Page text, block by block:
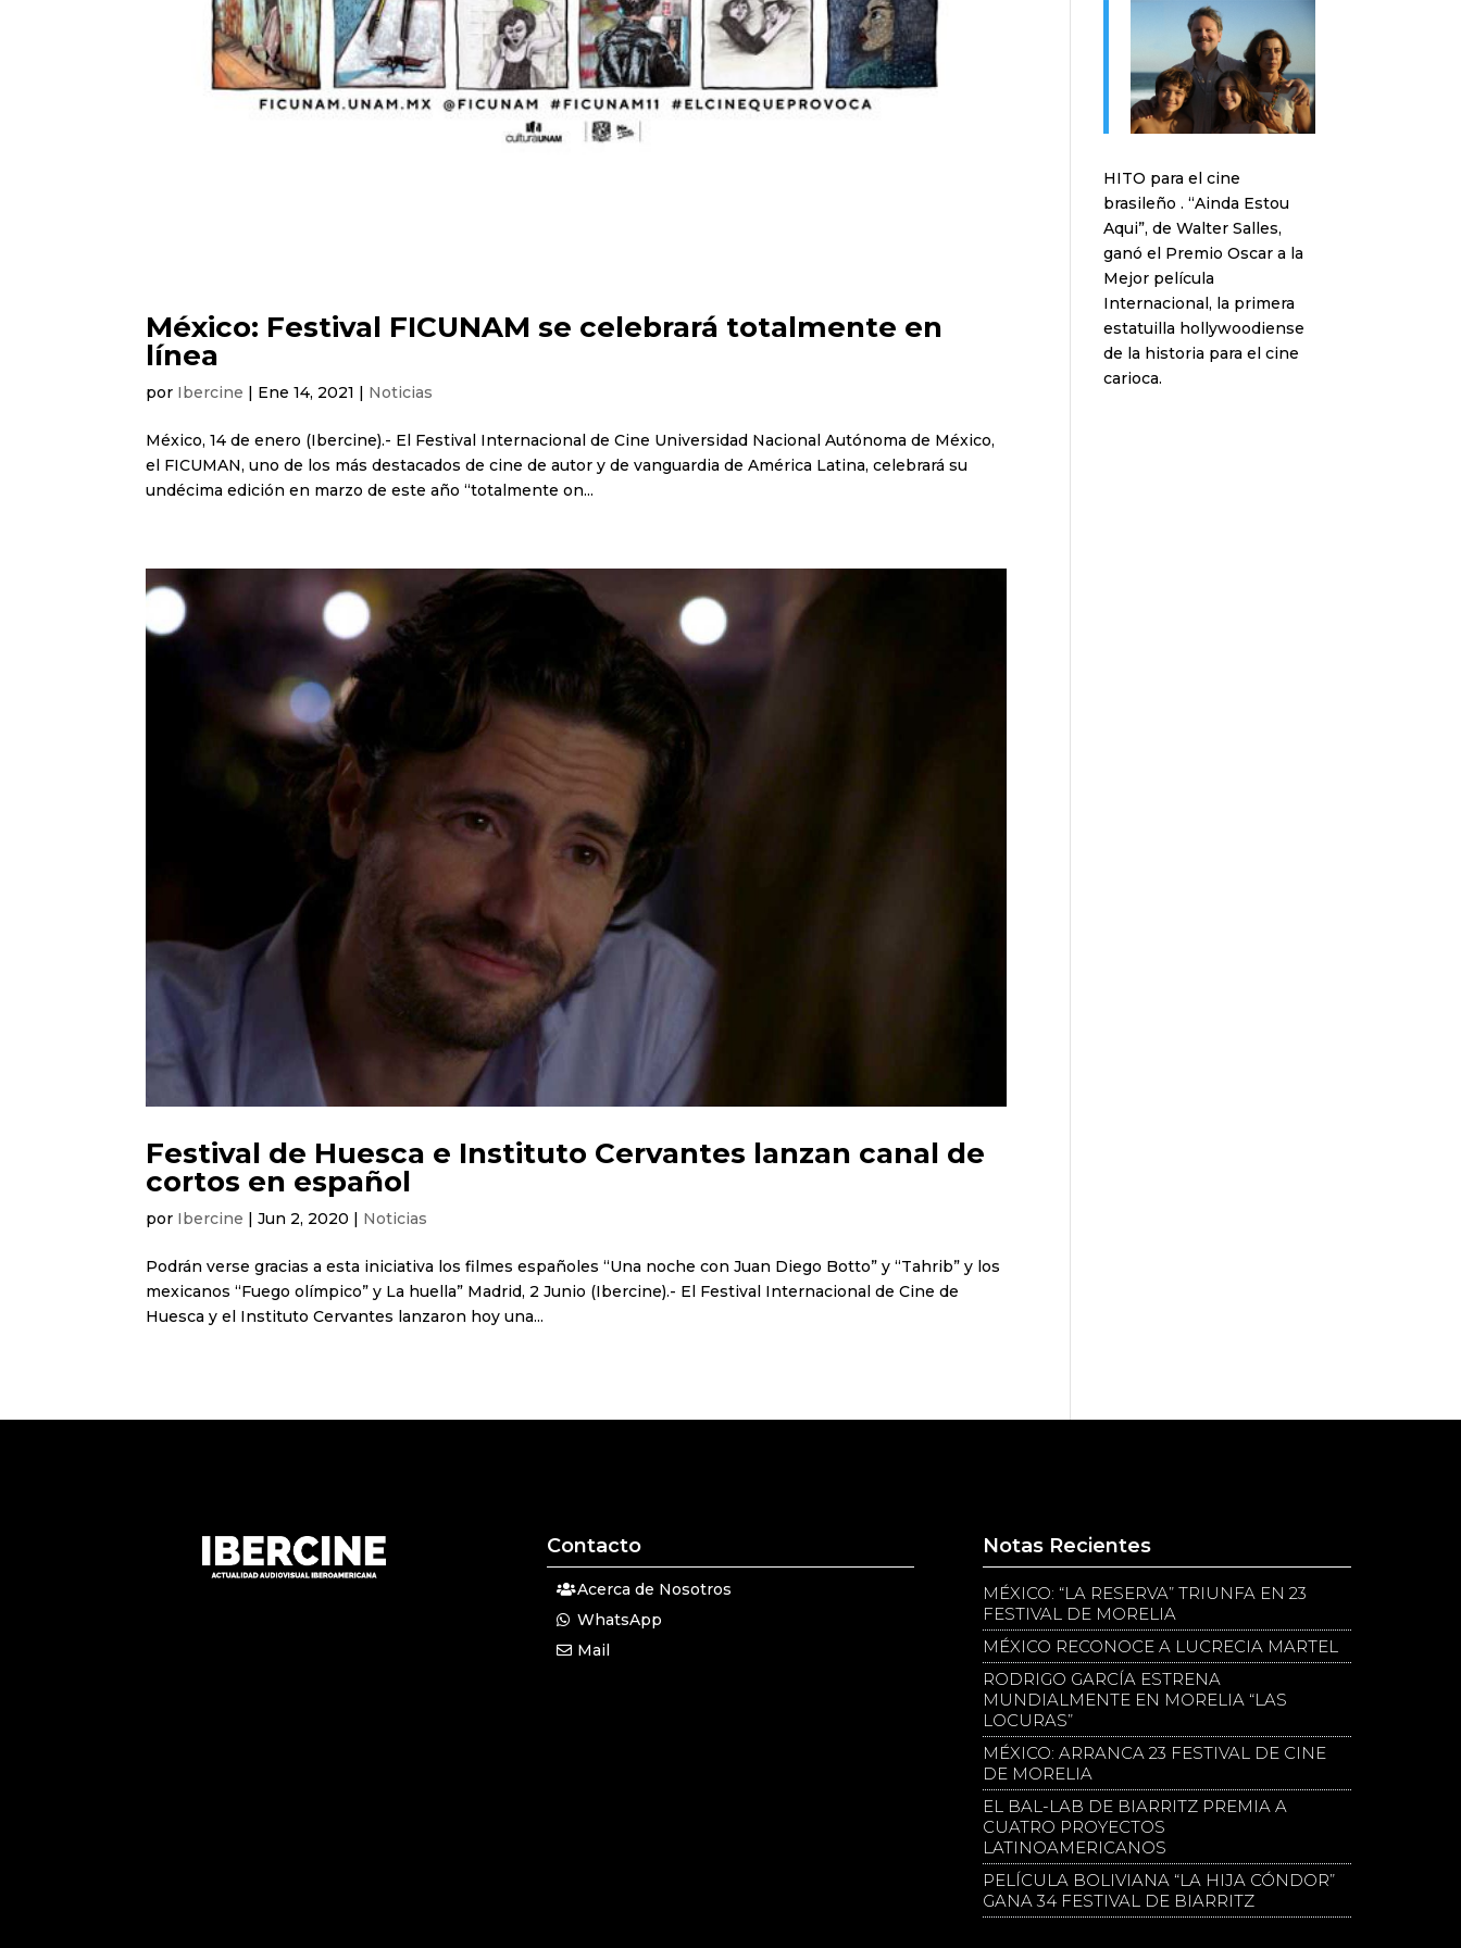
México: Festival FICUNAM se celebrará totalmente en
línea
por Ibercine | Ene 14, 2021 | Noticias
México, 14 de enero (Ibercine).- El Festival Internacional de Cine Universidad Nacional Autónoma de México,
el FICUMAN, uno de los más destacados de cine de autor y de vanguardia de América Latina, celebrará su
undécima edición en marzo de este año “totalmente on...
Festival de Huesca e Instituto Cervantes lanzan canal de
cortos en español
por Ibercine |Jun 2, 2020 | Noticias
Podrán verse gracias a esta iniciativa los filmes españoles “Una noche con Juan Diego Botto” y “Tahrib” y los
mexicanos “Fuego olímpico” y La huella” Madrid, 2 Junio (Ibercine).- El Festival Internacional de Cine de
Huesca y el Instituto Cervantes lanzaron hoy una...
HITO para el cine
brasileño . “Ainda Estou
Aqui”, de Walter Salles,
ganó el Premio Oscar a la
Mejor película
Internacional, la primera
estatuilla hollywoodiense
de la historia para el cine
carioca.
Contacto
Acerca de Nosotros
WhatsApp
Mail
Notas Recientes
MÉXICO: “LA RESERVA” TRIUNFA EN 23
FESTIVAL DE MORELIA
MÉXICO RECONOCE A LUCRECIA MARTEL
RODRIGO GARCÍA ESTRENA
MUNDIALMENTE EN MORELIA “LAS
LOCURAS”
MÉXICO: ARRANCA 23 FESTIVAL DE CINE
DE MORELIA
EL BAL-LAB DE BIARRITZ PREMIA A
CUATRO PROYECTOS
LATINOAMERICANOS
PELÍCULA BOLIVIANA “LA HIJA CÓNDOR”
GANA 34 FESTIVAL DE BIARRITZ